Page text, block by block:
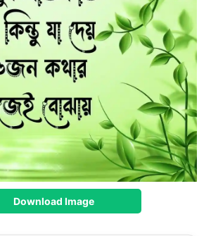
Download Image